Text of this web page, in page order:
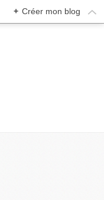
+ Créer mon blog